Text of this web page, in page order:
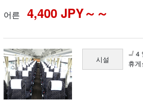
어른 4,400 JPY～
시설
4
휴